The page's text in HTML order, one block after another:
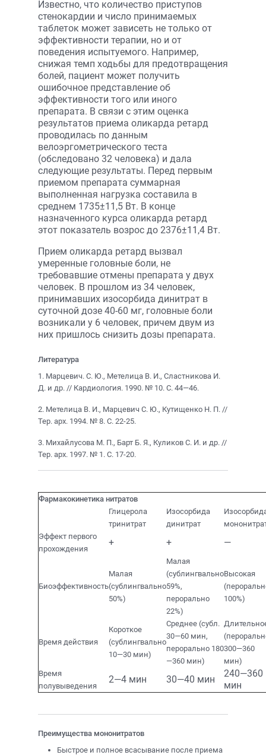
Известно, что количество приступов
стенокардии и число принимаемых
таблеток может зависеть не только от
эффективности терапии, но и от
поведения испытуемого. Например,
снижая темп ходьбы для предотвращения
болей, пациент может получить
ошибочное представление об
эффективности того или иного
препарата. В связи с этим оценка
результатов приема оликарда ретард
проводилась по данным
велоэргометрического теста
(обследовано 32 человека) и дала
следующие результаты. Перед первым
приемом препарата суммарная
выполненная нагрузка составила в
среднем 1735±11,5 Вт. В конце
назначенного курса оликарда ретард
этот показатель возрос до 2376±11,4 Вт.
Прием оликарда ретард вызвал
умеренные головные боли, не
требовавшие отмены препарата у двух
человек. В прошлом из 34 человек,
принимавших изосорбида динитрат в
суточной дозе 40-60 мг, головные боли
возникали у 6 человек, причем двум из
них пришлось снизить дозы препарата.
Литература
1. Марцевич. С. Ю., Метелица В. И., Сластникова И.
Д. и др. // Кардиология. 1990. № 10. С. 44—46.
2. Метелица В. И., Марцевич С. Ю., Кутищенко Н. П. //
Тер. арх. 1994. № 8. С. 22-25.
3. Михайлусова М. П., Барт Б. Я., Куликов С. И. и др. //
Тер. арх. 1997. № 1. С. 17-20.
Фармакокинетика нитратов
Глицерола
тринитрат
Изосорбида
динитрат
Эффект первого
прохождения
+ + —
Биоэффективность
Малая
(сублингвально
50%)
Малая
(сублингвально
59%,
перорально
22%)
Высокая
100%)
Время действия
Короткое
(сублингвально
10—30 мин)
Среднее (субл.
30—60 мин,
перорально 180
—360 мин)
300—360
мин)
Время
полувыведения
2—4 мин 30—40 мин
240—360
мин
Преимущества мононитратов
Быстрое и полное всасывание после приема